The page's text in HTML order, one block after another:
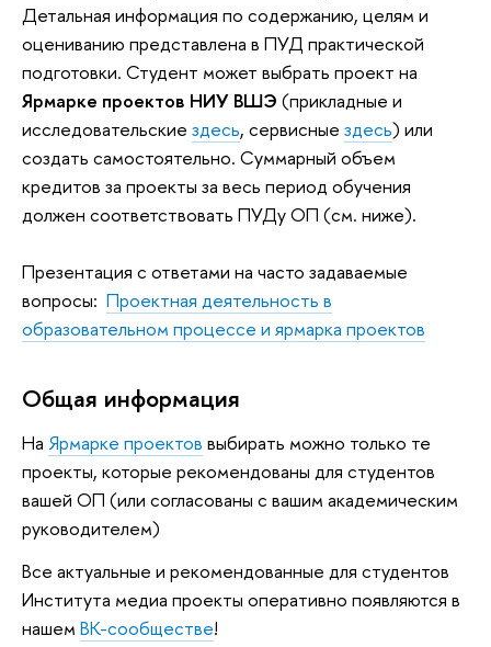
Детальная информация по содержанию, целям и
оцениванию представлена в ПУД практической
подготовки. Студент может выбрать проект на
Ярмарке проектов НИУ ВШЭ (прикладные и
исследовательские здесь, сервисные здесь) или
создать самостоятельно. Суммарный объем
кредитов за проекты за весь период обучения
должен соответствовать ПУДу ОП (см. ниже).
Презентация с ответами на часто задаваемые
вопросы: Проектная деятельность в
образовательном процессе и ярмарка проектов
Общая информация
На Ярмарке проектов выбирать можно только те
проекты, которые рекомендованы для студентов
вашей ОП (или согласованы с вашим академическим
руководителем)
Все актуальные и рекомендованные для студентов
Института медиа проекты оперативно появляются в
нашем ВК-сообществе!